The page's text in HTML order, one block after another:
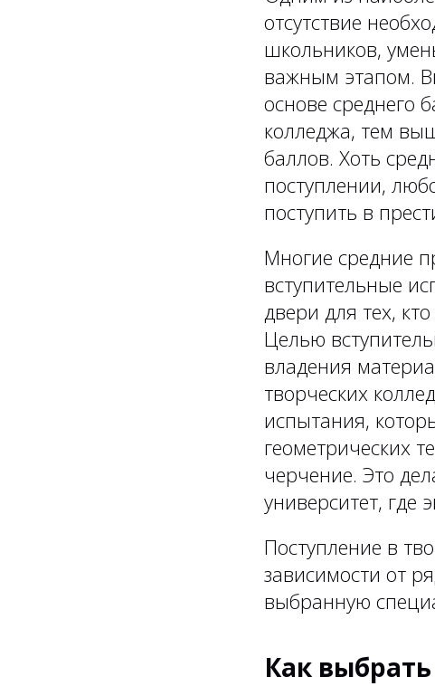
отсутствие
школьников,
важным этапом.
основе среднего
колледжа, тем
баллов. Хоть
поступлении,
поступить в
Многие средние
вступительные
двери для тех,
Целью
владения
творческих
испытания,
геометрических
черчение. Это
университет, где
Поступление в
зависимости от
выбранную
Как